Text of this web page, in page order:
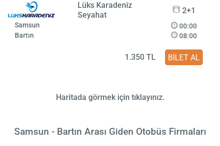
Lüks Karadeniz
Seyahat
2+1
Samsun
Bartın
00:00
08:00
1.350 TL BİLET AL
Haritada görmek için tıklayınız.
Samsun - Bartın Arası Giden Otobüs Firmaları